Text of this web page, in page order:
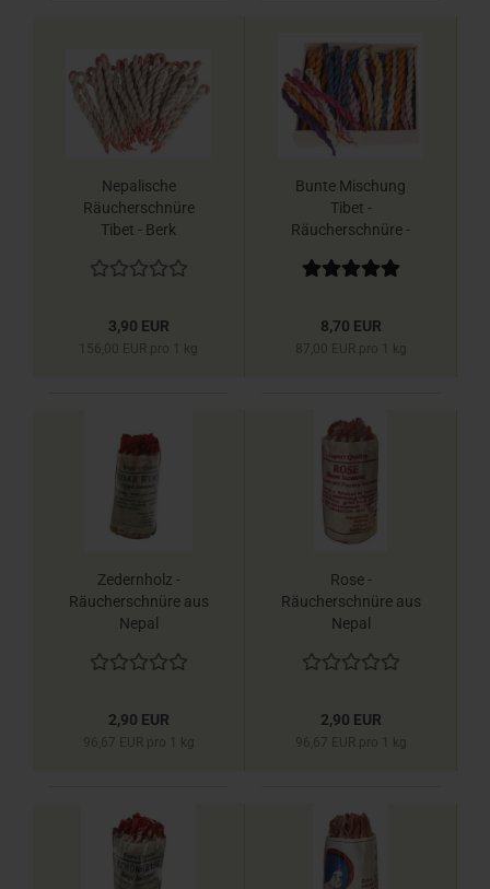
Nepalische
Räucherschnüre
Tibet - Berk
3,90 EUR
156,00 EUR pro 1 kg
Bunte Mischung
Tibet -
Räucherschnüre -
8,70 EUR
87,00 EUR pro 1 kg
Zedernholz -
Räucherschnüre aus
Nepal
2,90 EUR
96,67 EUR pro 1 kg
Rose -
Räucherschnüre aus
Nepal
2,90 EUR
96,67 EUR pro 1 kg